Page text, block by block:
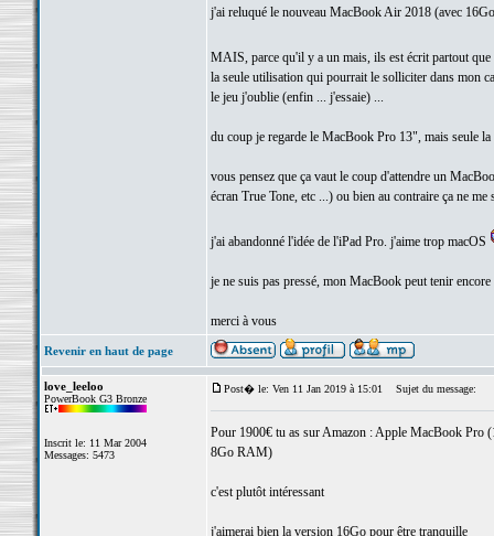
j'ai reluqué le nouveau MacBook Air 2018 (avec
MAIS, parce qu'il y a un mais, ils est écrit partout
la seule utilisation qui pourrait le solliciter dans mon
le jeu j'oublie (enfin ... j'essaie) ...
du coup je regarde le MacBook Pro 13", mais seule
vous pensez que ça vaut le coup d'attendre un
écran True Tone, etc ...) ou bien au contraire ça ne
j'ai abandonné l'idée de l'iPad Pro. j'aime trop macOS
je ne suis pas pressé, mon MacBook peut tenir
merci à vous
Revenir en haut de page
love_leeloo
PowerBook G3 Bronze
Inscrit le: 11 Mar 2004
Messages: 5473
Post� le: Ven 11 Jan 2019 à 15:01 Sujet du message:
Pour 1900€ tu as sur Amazon : Apple MacBook Pro
8Go RAM)
c'est plutôt intéressant
j'aimerai bien la version 16Go pour être tranquille